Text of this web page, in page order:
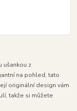
ušankou z
na pohled, tato
originální design vám
takže si můžete